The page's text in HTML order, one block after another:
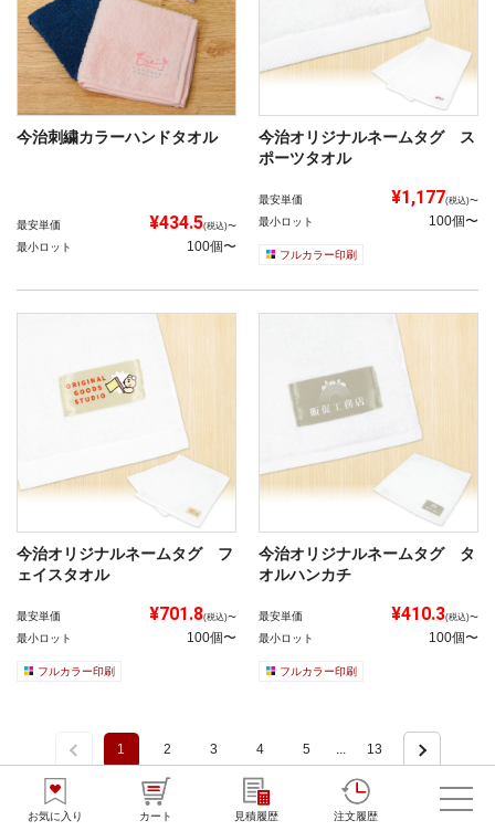
お気に入り カート 見積履歴 注文履歴
今治刺繍カラーハンドタオル
最安単価 ¥434.5(税込)〜
最小ロット 100個〜
今治オリジナルネームタグ ス
ポーツタオル
最安単価 ¥1,177(税込)〜
最小ロット 100個〜
フルカラー印刷
今治オリジナルネームタグ フ
ェイスタオル
最安単価 ¥701.8(税込)〜
最小ロット 100個〜
フルカラー印刷
今治オリジナルネームタグ タ
オルハンカチ
最安単価 ¥410.3(税込)〜
最小ロット 100個〜
フルカラー印刷
1 2 3 4 5 ... 13